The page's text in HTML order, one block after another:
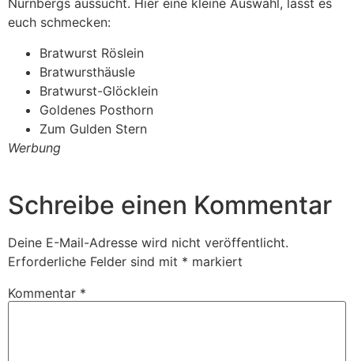
Nürnbergs aussucht. Hier eine kleine Auswahl, lasst es
euch schmecken:
Bratwurst Röslein
Bratwursthäusle
Bratwurst-Glöcklein
Goldenes Posthorn
Zum Gulden Stern
Werbung
Schreibe einen Kommentar
Deine E-Mail-Adresse wird nicht veröffentlicht.
Erforderliche Felder sind mit * markiert
Kommentar *